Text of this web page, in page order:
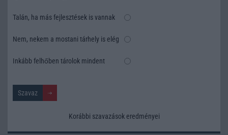
Talán, ha más fejlesztések is vannak
Nem, nekem a mostani tárhely is elég
Inkább felhőben tárolok mindent
Korábbi szavazások eredményei